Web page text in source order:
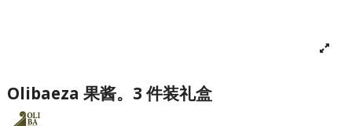
Olibaeza 果酱。3 件装礼盒